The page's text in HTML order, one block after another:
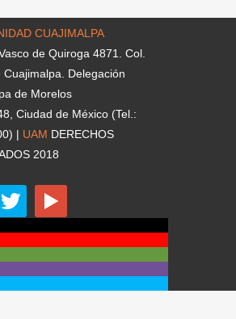
CUAJIMALPA
de Quiroga 4871. Col.
Cuajimalpa. Delegación
de Morelos
Ciudad de México (Tel.:
| UAM DERECHOS
2018